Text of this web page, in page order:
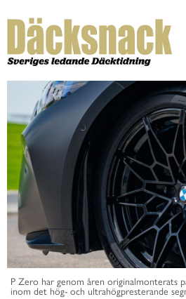
P Zero har genom åren originalmonterats
inom det hög- och ultrahögpresterande